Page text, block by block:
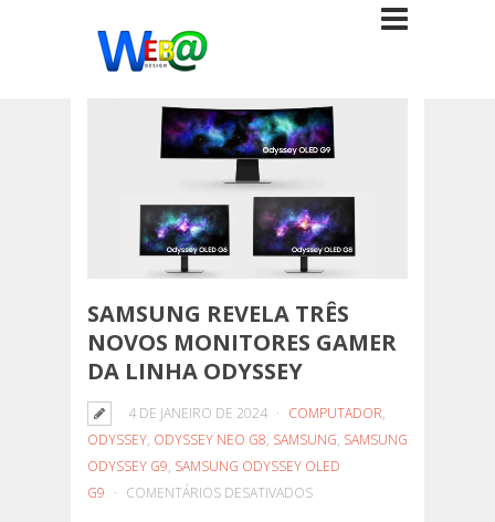
SAMSUNG REVELA TRÊS
NOVOS MONITORES GAMER
DA LINHA ODYSSEY
4 DE JANEIRO DE 2024 COMPUTADOR,
ODYSSEY, ODYSSEY NEO G8, SAMSUNG, SAMSUNG
ODYSSEY G9, SAMSUNG ODYSSEY OLED
G9
COMENTÁRIOS DESATIVADOSEM